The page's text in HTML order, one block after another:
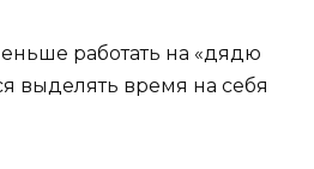
работать на «дядю
выделять время на себя